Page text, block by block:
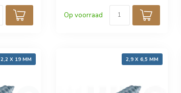
Op voorraad
2,2 X 19 MM 2,9 X 6,5 MM